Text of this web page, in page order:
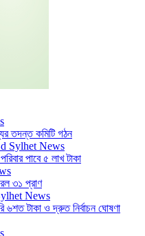
তদন্ত কমিটি গঠন
পাবে ৫ লাখ টাকা
৩১ প্রাণ
৬শত টাকা ও দ্রুত নির্বাচন ঘোষণা